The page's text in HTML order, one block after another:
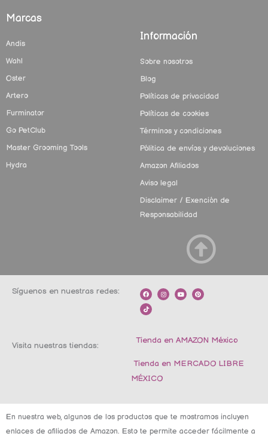
Marcas
Andis
Wahl
Oster
Artero
Furminator
Go PetClub
Master Grooming Tools
Hydra
Información
Sobre nosotros
Blog
Políticas de privacidad
Políticas de cookies
Términos y condiciones
Pólitica de envíos y devoluciones
Amazon Afiliados
Aviso legal
Disclaimer / Exención de
Responsabilidad
Síguenos en nuestras redes:
F
a
c
e
b
I
n
s
m
Y
o
u
P
i
n
t
T
i
k
t
o
Visita nuestras tiendas:
Tienda en AMAZON México
Tienda en MERCADO LIBRE
MÉXICO
En nuestra web, algunos de los productos que te mostramos incluyen
enlaces de afiliados de Amazon. Esto te permite acceder fácilmente a